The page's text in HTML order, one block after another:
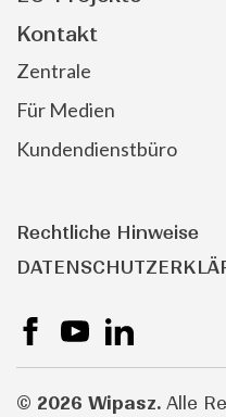
Karriere
Für Medien
EU-Projekte
Zentrale